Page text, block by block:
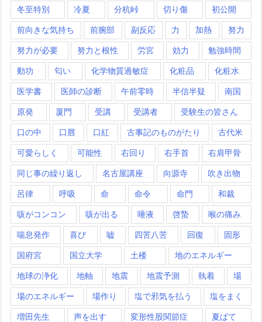
冬至特別 冷夏 分杭峠 切り傷 初公開
前向きな気持ち 前腕部 副反応 力 加熱 努力
努力が必要 努力と根性 労宮 効力 勉強時間
動功 匂い 化学物質過敏症 化粧品 化粧水
医学書 医師の診断 午前零時 半信半疑 南国
原発 厦門 受講 受講者 受験生の皆さん
口の中 口唇 口紅 古事記のものがたり 古代米
可愛らしく 可能性 右回り 右手首 右肩甲骨
同じ事の繰り返し 名古屋講座 向源寺 吹き出物
呂律 呼吸 命 命令 命門 和裁
咳がコンコン 咳が出る 唾液 啓蟄 喉の痛み
喘息発作 喜び 嘘 四苦八苦 回復 固形
国府宮 国立大学 土楼 地のエネルギー
地球の浄化 地軸 地震 地震予測 執着 場
場のエネルギー 場作り 塩で邪気を払う 塩をまく
増田先生 声を出す 変形性股関節症 夏ばて